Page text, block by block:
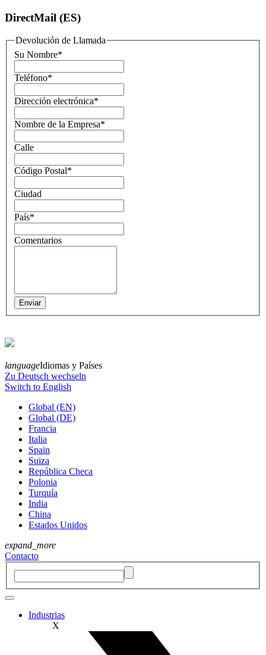
DirectMail (ES)
Devolución de Llamada
Su Nombre*
Teléfono*
Dirección electrónica*
Nombre de la Empresa*
Calle
Código Postal*
Ciudad
País*
Comentarios
languageIdiomas y Países
Zu Deutsch wechseln
Switch to English
Global (EN)
Global (DE)
Francia
Italia
Spain
Suiza
República Checa
Polonia
Turquía
India
China
Estados Unidos
expand_more
Contacto
Industrias
X